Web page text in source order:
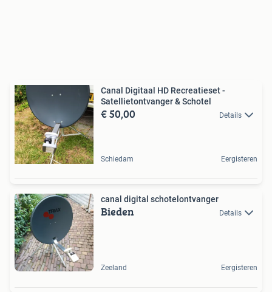
Canal Digitaal HD Recreatieset -
Satellietontvanger & Schotel
€ 50,00 Details
Schiedam Eergisteren
canal digital schotelontvanger
Bieden Details
Zeeland Eergisteren